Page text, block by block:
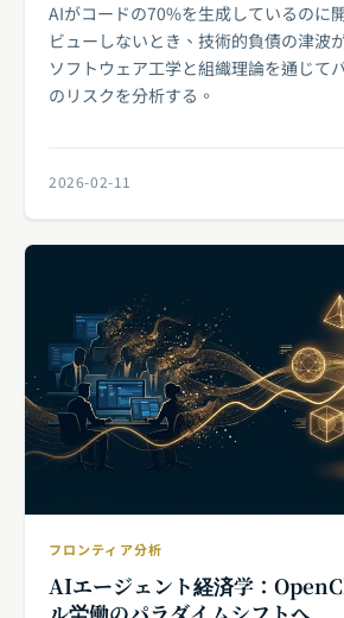
AIがコードの70%を生成しているのに
ビューしないとき、技術的負債の津波
ソフトウェア工学と組織理論を通じて
のリスクを分析する。
2026-02-11
フロンティア分析
AIエージェント経済学：